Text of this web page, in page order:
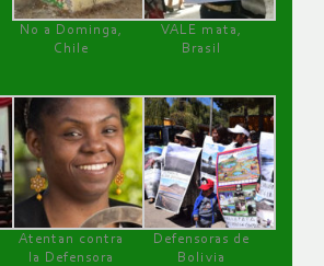
No a Dominga,
Chile
VALE mata,
Brasil
Atentan contra
la Defensora
Defensoras de
Bolivia